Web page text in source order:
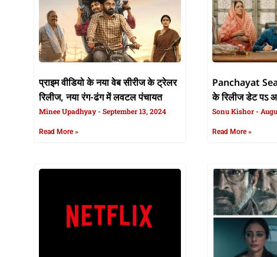
प्राइम वीडियो के नया वेब सीरीज के ट्रेलर
रिलीज, नया रंग-ढंग में लवटल पंचायत
Minee Upadhyay September 13, 2024
Read More »
Panchayat
के रिलीज डेट पऽ
Sonu Kishor
Read More »